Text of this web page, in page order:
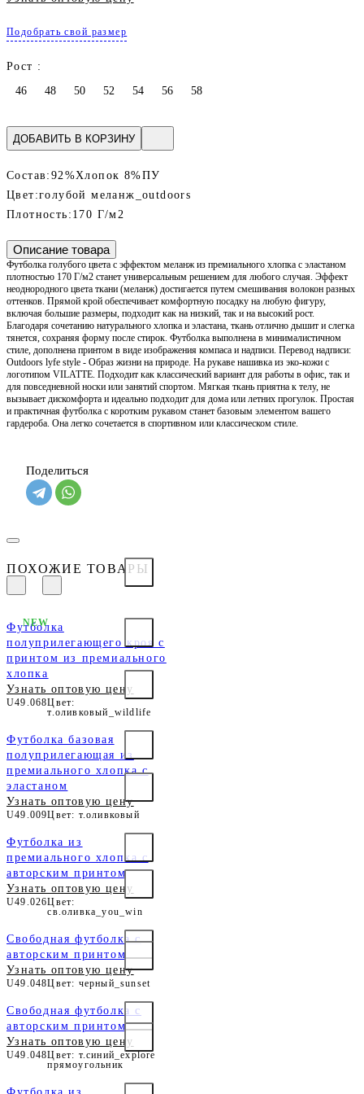
Подобрать свой размер
Рост :
46
48 50 52 54 56 58
ДОБАВИТЬ В КОРЗИНУ
Состав: 92%Хлопок 8%ПУ
Цвет:голубой меланж_outdoors
Плотность: 170 Г/м2
Описание товара
Футболка голубого цвета с эффектом меланж из премиального хлопка с эластаном
плотностью 170 Г/м2 станет универсальным решением для любого случая. Эффект
неоднородного цвета ткани (меланж) достигается путем смешивания волокон разных
оттенков. Прямой крой обеспечивает комфортную посадку на любую фигуру,
включая большие размеры, подходит как на низкий, так и на высокий рост.
Благодаря сочетанию натурального хлопка и эластана, ткань отлично дышит и слегка
тянется, сохраняя форму после стирок. Футболка выполнена в минималистичном
стиле, дополнена принтом в виде изображения компаса и надписи. Перевод надписи:
Outdoors lyfe style - Образ жизни на природе. На рукаве нашивка из эко-кожи с
логотипом VILATTE. Подходит как классический вариант для работы в офис, так и
для повседневной носки или занятий спортом. Мягкая ткань приятна к телу, не
вызывает дискомфорта и идеально подходит для дома или летних прогулок. Простая
и практичная футболка с коротким рукавом станет базовым элементом вашего
гардероба. Она легко сочетается в спортивном или классическом стиле.
Поделиться
ПОХОЖИЕ ТОВАРЫ
Футболка
полуприлегающего кроя с
принтом из премиального
хлопка
Узнать оптовую цену
U49.068Цвет:
т.оливковый_wildlife
NEW
Футболка базовая
полуприлегающая из
премиального хлопка с
эластаном
Узнать оптовую цену
U49.009Цвет: т.оливковый
Футболка из
премиального хлопка с
авторским принтом
Узнать оптовую цену
U49.026Цвет:
св.оливка_you_win
Свободная футболка с
авторским принтом
Узнать оптовую цену
U49.048Цвет: черный_sunset
Свободная футболка с
авторским принтом
Узнать оптовую цену
U49.048Цвет: т.синий_explore
прямоугольник